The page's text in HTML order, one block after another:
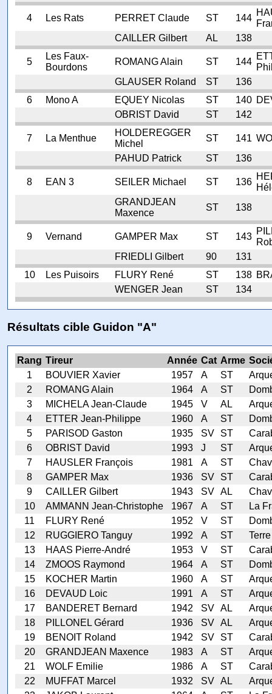
4 Les Rats PERRET Claude ST 144
CAILLER Gilbert
AL 138
5
Les Faux-
Bourdons
ROMANG Alain ST 144
GLAUSER Roland
ST
136
6
Mono A EQUEY Nicolas ST 140
OBRIST David
ST 142
7 La Menthue
HOLDEREGGER
Michel
ST 141
PAHUD Patrick
ST 136
8 EAN 3 SEILER Michael ST 136
GRANDJEAN
Maxence
ST 138
9 Vernand GAMPER Max ST 143
FRIEDLI Gilbert
90
131
10
Les Puisoirs FLURY René ST 138
WENGER Jean
ST 134
Résultats cible Guidon "A"
Rang Tireur Année Cat Arme
1
BOUVIER Xavier 1957 A ST
2
ROMANG Alain 1964 A ST
3
MICHELA Jean-Claude 1945 V AL
4
ETTER Jean-Philippe 1960 A ST
5
PARISOD Gaston 1935 SV ST
6
OBRIST David 1993 J ST
7
HAUSLER François 1981 A ST
8
GAMPER Max 1936 SV ST
9
CAILLER Gilbert 1943 SV AL
10
AMMANN Jean-Christophe 1967 A ST
La
11
FLURY René 1952 V ST
12
RUGGIERO Tanguy 1992 A ST
13
HAAS Pierre-André 1953 V ST
14
ZMOOS Raymond 1964 A ST
15
KOCHER Martin 1960 A ST
16
DEVAUD Loic 1991 A ST
17
BANDERET Bernard 1942 SV AL
18
PILLONEL Gérard 1936 SV AL
19
BENOIT Roland 1942 SV ST
20
GRANDJEAN Maxence 1983 A ST
21
WOLF Emilie 1986 A ST
22
MUFFAT Marcel 1932 SV AL